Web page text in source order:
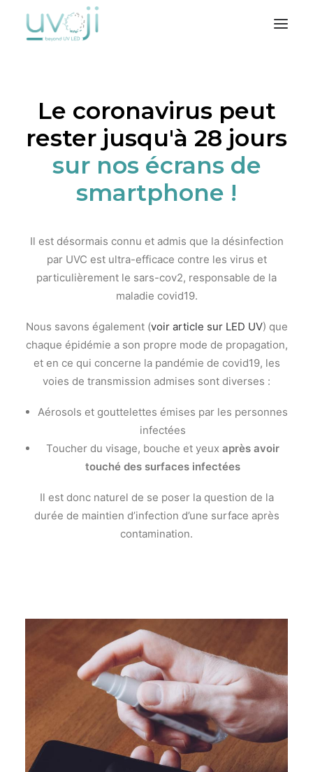
L’entreprise
Notre métier
Le coronavirus peut
rester jusqu'à 28 jours
sur nos écrans de
smartphone !
Il est désormais connu et admis que la désinfection
par UVC est ultra-efficace contre les virus et
particulièrement le sars-cov2, responsable de la
maladie covid19.
Nous savons également (voir article sur LED UV) que
chaque épidémie a son propre mode de propagation,
et en ce qui concerne la pandémie de covid19, les
voies de transmission admises sont diverses :
Aérosols et gouttelettes émises par les personnes
infectées
Toucher du visage, bouche et yeux après avoir
touché des surfaces infectées
Il est donc naturel de se poser la question de la
durée de maintien d’infection d’une surface après
contamination.